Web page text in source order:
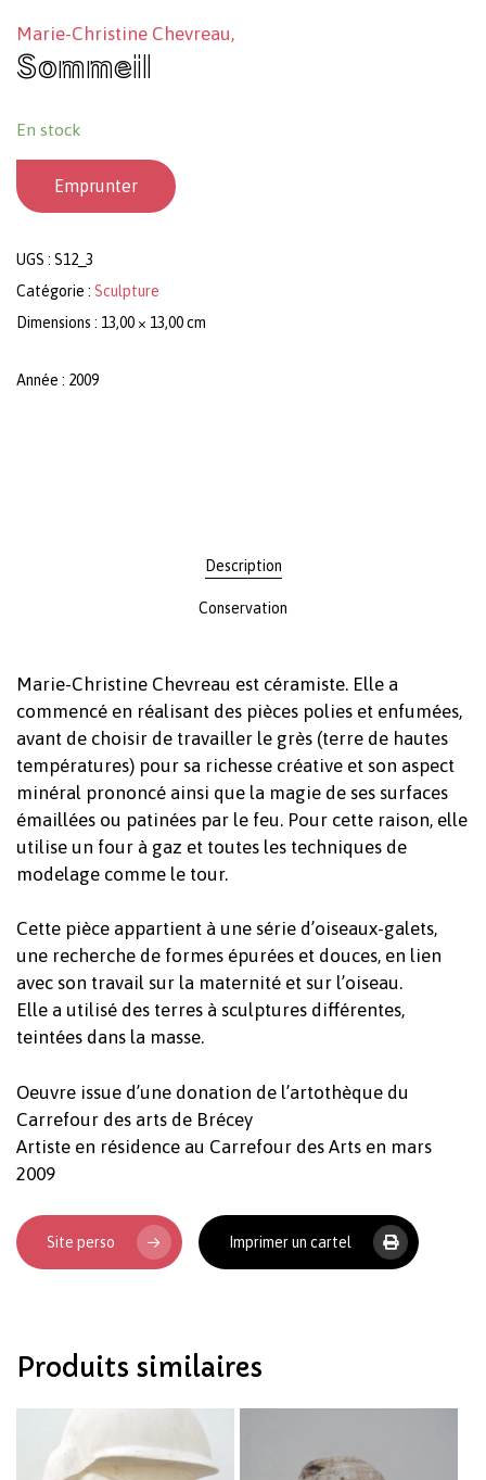
Revenir à l'Artotek
Marie-Christine Chevreau,
Sommeil
En stock
Emprunter
UGS : S12_3
Catégorie : Sculpture
Dimensions : 13,00 × 13,00 cm
Année : 2009
Description
Conservation
Marie-Christine Chevreau est céramiste. Elle a
commencé en réalisant des pièces polies et enfumées,
avant de choisir de travailler le grès (terre de hautes
températures) pour sa richesse créative et son aspect
minéral prononcé ainsi que la magie de ses surfaces
émaillées ou patinées par le feu. Pour cette raison, elle
utilise un four à gaz et toutes les techniques de
modelage comme le tour.
Cette pièce appartient à une série d’oiseaux-galets,
une recherche de formes épurées et douces, en lien
avec son travail sur la maternité et sur l’oiseau.
Elle a utilisé des terres à sculptures différentes,
teintées dans la masse.
Oeuvre issue d’une donation de l’artothèque du
Carrefour des arts de Brécey
Artiste en résidence au Carrefour des Arts en mars
2009
Site perso Imprimer un cartel
Produits similaires